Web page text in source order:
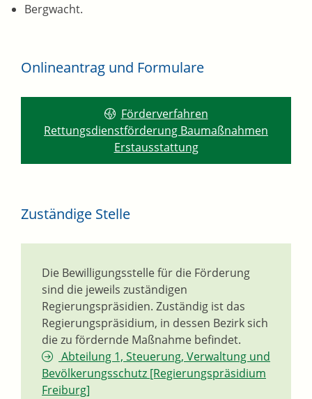
Bergwacht.
Onlineantrag und Formulare
Förderverfahren
Rettungsdienstförderung Baumaßnahmen
Erstausstattung
Zuständige Stelle
Die Bewilligungsstelle für die Förderung
sind die jeweils zuständigen
Regierungspräsidien. Zuständig ist das
Regierungspräsidium, in dessen Bezirk sich
die zu fördernde Maßnahme befindet.
Abteilung 1, Steuerung, Verwaltung und
Bevölkerungsschutz [Regierungspräsidium
Freiburg]